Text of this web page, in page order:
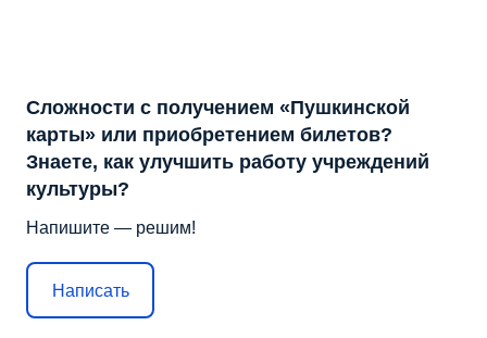
Сложности с получением «Пушкинской
карты» или приобретением билетов?
Знаете, как улучшить работу учреждений
культуры?
Напишите — решим!
Написать